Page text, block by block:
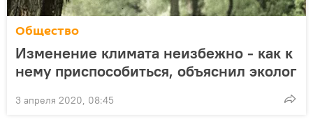
Общество
Изменение климата неизбежно - как к
нему приспособиться, объяснил эколог
3 апреля 2020, 08:45